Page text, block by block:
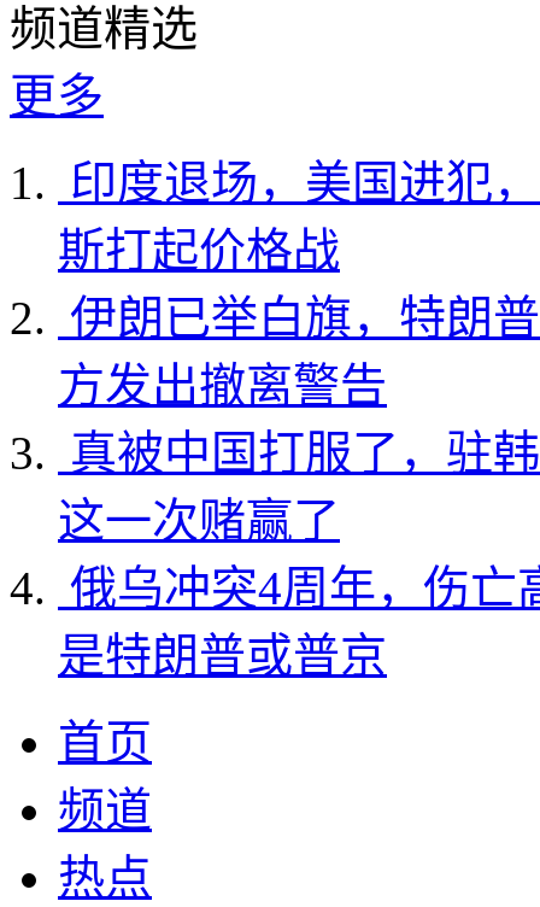
频道精选
更多
印度退场，美国进犯
斯打起价格战
伊朗已举白旗，特朗
方发出撤离警告
真被中国打服了，驻
这一次赌赢了
俄乌冲突4周年，伤亡
是特朗普或普京
首页
频道
热点